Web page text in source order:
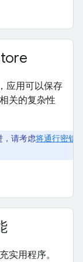
应用可以保存
关的复杂性
，请考虑将通行密钥
实用程序。